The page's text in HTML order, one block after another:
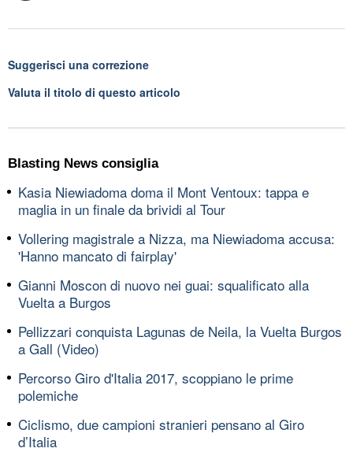
Suggerisci una correzione
Valuta il titolo di questo articolo
Blasting News consiglia
Kasia Niewiadoma doma il Mont Ventoux: tappa e
maglia in un finale da brividi al Tour
Vollering magistrale a Nizza, ma Niewiadoma accusa:
'Hanno mancato di fairplay'
Gianni Moscon di nuovo nei guai: squalificato alla
Vuelta a Burgos
Pellizzari conquista Lagunas de Neila, la Vuelta Burgos
a Gall (Video)
Percorso Giro d'Italia 2017, scoppiano le prime
polemiche
Ciclismo, due campioni stranieri pensano al Giro
d’Italia